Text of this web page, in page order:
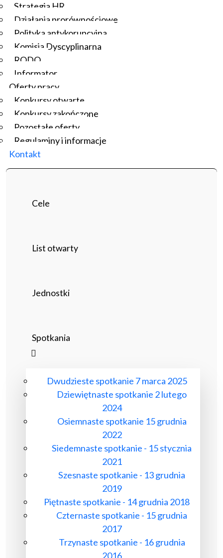
Strategia HR
Działania prorównościowe
Polityka antykorupcyjna
Komisja Dyscyplinarna
RODO
Informator
Oferty pracy
Konkursy otwarte
Konkursy zakończone
Pozostałe oferty
Regulaminy i informacje
Kontakt
Cele
List otwarty
Jednostki
Spotkania
Dwudzieste spotkanie 7 marca 2025
Dziewiętnaste spotkanie 2 lutego
2024
Osiemnaste spotkanie 15 grudnia
2022
Siedemnaste spotkanie - 15 stycznia
2021
Szesnaste spotkanie - 13 grudnia
2019
Piętnaste spotkanie - 14 grudnia 2018
Czternaste spotkanie - 15 grudnia
2017
Trzynaste spotkanie - 16 grudnia
2016